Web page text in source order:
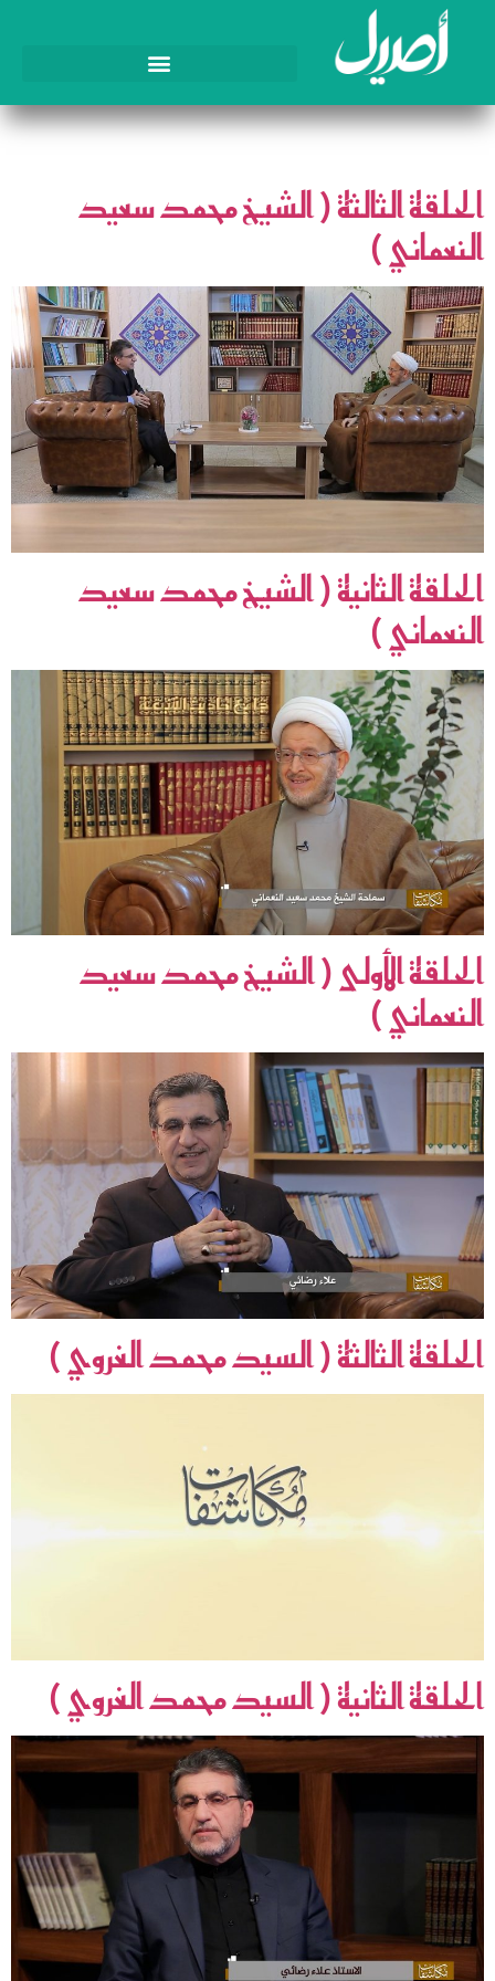
الوسم:تاريخ
الحلقة الثالثة ( الشيخ محمد سعيد
النعماني )
الحلقة الثانية ( الشيخ محمد سعيد
النعماني )
الحلقة الأولى ( الشيخ محمد سعيد
النعماني )
الحلقة الثالثة ( السيد محمد الغروي )
الحلقة الثانية ( السيد محمد الغروي )